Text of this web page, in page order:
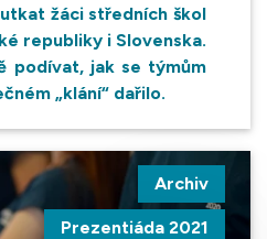
žáci středních škol
republiky i Slovenska.
podívat, jak se týmům
„klání“ dařilo.
Archiv
Prezentiáda 2021